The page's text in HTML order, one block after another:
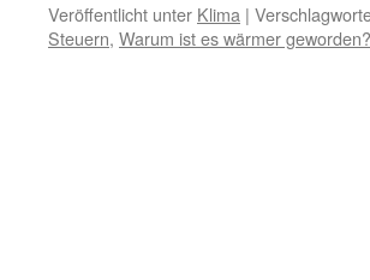
Veröffentlicht unter Klima |
Steuern, Warum ist es wärmer geworden?